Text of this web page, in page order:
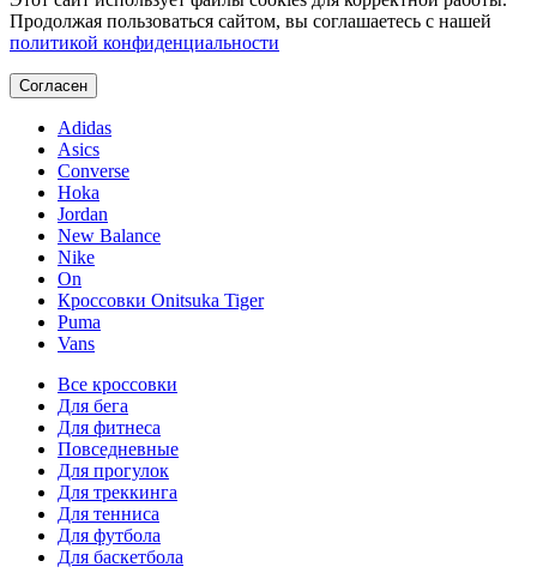
Продолжая пользоваться сайтом, вы соглашаетесь с нашей
политикой конфиденциальности
Согласен
Adidas
Asics
Converse
Hoka
Jordan
New Balance
Nike
On
Кроссовки Onitsuka Tiger
Puma
Vans
Все кроссовки
Для бега
Для фитнеса
Повседневные
Для прогулок
Для треккинга
Для тенниса
Для футбола
Для баскетбола